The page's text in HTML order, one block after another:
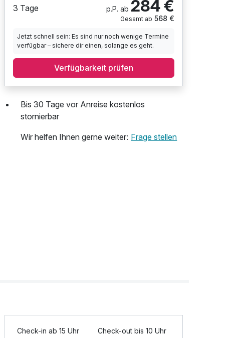
3 Tage
p.P. ab 284 €
Gesamt ab 568 €
Jetzt schnell sein: Es sind nur noch wenige Termine
verfügbar – sichere dir einen, solange es geht.
Verfügbarkeit prüfen
Bis 30 Tage vor Anreise kostenlos
stornierbar
Wir helfen Ihnen gerne weiter: Frage stellen
Check-in ab 15 Uhr Check-out bis 10 Uhr